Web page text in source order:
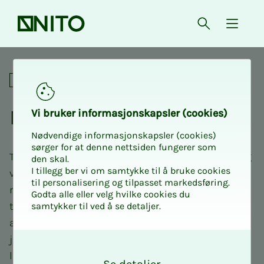
Forsiden Åpne søk
{
Lokalavdelingene i NITO
NITO Trøn­­­de­lag nord
Trøndelag nord er en av 19 lokalavdelinger i NITO, og
vi jobber for å støtte og utvikle våre medlemmer i
regionen. Vår avdeling ledes av engasjerte
tillitsvalgte som er valgt lokalt, med god hjelp av
ansatte på NITO-kontoret. NITO Trøndelag nord
jobber tett med de andre avdelingene i midt for å
lage et bredt tilbud for alle medlemsgrupper.
Vi bru­­­ker in­­­for­­­ma­­­sjons­­­kaps­­­­­ler (cookies)
Nødvendige informasjonskapsler (cookies)
sørger for at denne nettsiden fungerer som
den skal.
I tillegg ber vi om samtykke til å bruke cookies
til personalisering og tilpasset markedsføring.
Godta alle eller velg hvilke cookies du
samtykker til ved å se detaljer.